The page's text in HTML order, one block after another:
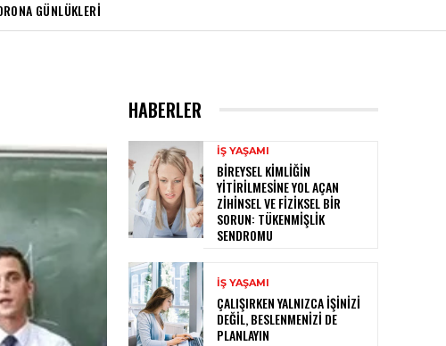
GÜNLÜKLERI
HABERLER
İŞ YAŞAMI
BIREYSEL KIMLIĞIN
YITIRILMESINE YOL AÇAN
ZIHINSEL VE FIZIKSEL BIR
SORUN: TÜKENMIŞLIK
SENDROMU
İŞ YAŞAMI
ÇALIŞIRKEN YALNIZCA İŞINIZI
DEĞIL, BESLENMENIZI DE
PLANLAYIN